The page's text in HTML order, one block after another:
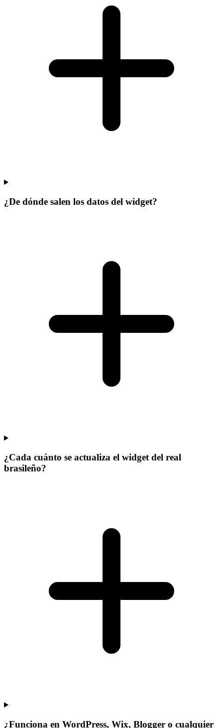
¿De dónde salen los datos del widget?
¿Cada cuánto se actualiza el widget del real
brasileño?
¿Funciona en WordPress, Wix, Blogger o cualquier